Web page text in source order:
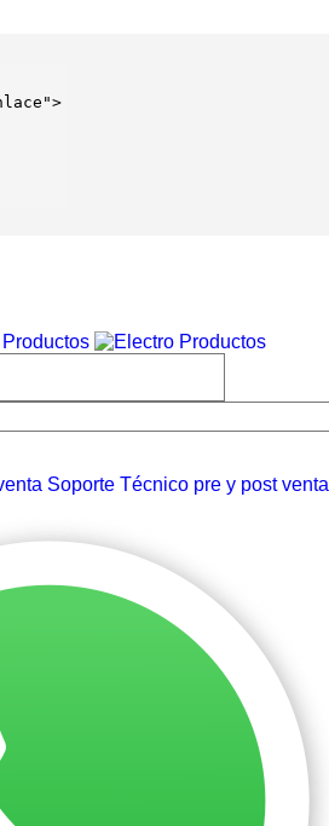
>
Soporte Técnico pre y post venta